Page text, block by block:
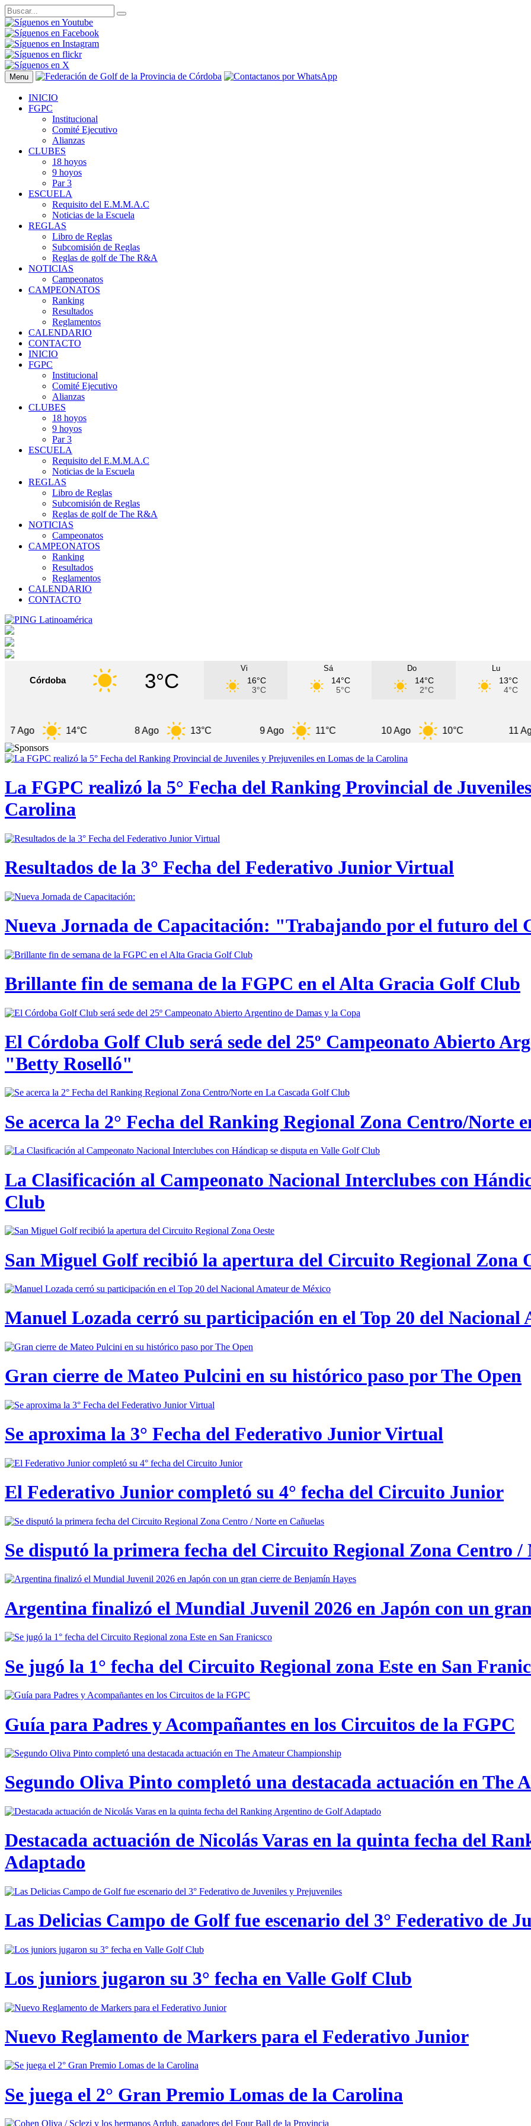
Menu
INICIO
FGPC
Institucional
Comité Ejecutivo
Alianzas
CLUBES
18 hoyos
9 hoyos
Par 3
ESCUELA
Requisito del E.M.M.A.C
Noticias de la Escuela
REGLAS
Libro de Reglas
Subcomisión de Reglas
Reglas de golf de The R&A
NOTICIAS
Campeonatos
CAMPEONATOS
Ranking
Resultados
Reglamentos
CALENDARIO
CONTACTO
INICIO
FGPC
Institucional
Comité Ejecutivo
Alianzas
CLUBES
18 hoyos
9 hoyos
Par 3
ESCUELA
Requisito del E.M.M.A.C
Noticias de la Escuela
REGLAS
Libro de Reglas
Subcomisión de Reglas
Reglas de golf de The R&A
NOTICIAS
Campeonatos
CAMPEONATOS
Ranking
Resultados
Reglamentos
CALENDARIO
CONTACTO
Córdoba 3°C
Vi
16°C
3°C
Sá
14°C
5°C
Do
14°C
2°C
Lu
13°C
4°C
14°C 13°C 11°C 10°C
La FGPC realizó la 5° Fecha del Ranking Provincial de
Carolina
Resultados de la 3° Fecha del Federativo Junior Virtual
Nueva Jornada de Capacitación: "Trabajando por el futuro del
Brillante fin de semana de la FGPC en el Alta Gracia Golf Club
El Córdoba Golf Club será sede del 25º Campeonato Abierto
"Betty Roselló"
Se acerca la 2° Fecha del Ranking Regional Zona Centro/Norte
La Clasificación al Campeonato Nacional Interclubes con
Club
San Miguel Golf recibió la apertura del Circuito Regional Zona
Manuel Lozada cerró su participación en el Top 20 del Nacional
Gran cierre de Mateo Pulcini en su histórico paso por The Open
Se aproxima la 3° Fecha del Federativo Junior Virtual
El Federativo Junior completó su 4° fecha del Circuito Junior
Se disputó la primera fecha del Circuito Regional Zona Centro /
Argentina finalizó el Mundial Juvenil 2026 en Japón con un
Se jugó la 1° fecha del Circuito Regional zona Este en San
Guía para Padres y Acompañantes en los Circuitos de la FGPC
Segundo Oliva Pinto completó una destacada actuación en The
Destacada actuación de Nicolás Varas en la quinta fecha del
Adaptado
Las Delicias Campo de Golf fue escenario del 3° Federativo de
Los juniors jugaron su 3° fecha en Valle Golf Club
Nuevo Reglamento de Markers para el Federativo Junior
Se juega el 2° Gran Premio Lomas de la Carolina